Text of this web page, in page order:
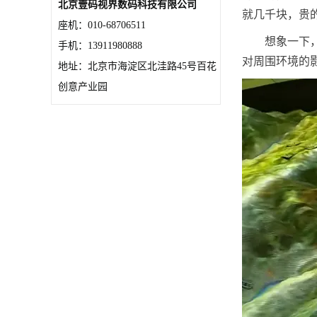
北京壹码视界数码科技有限公司
座机：010-68706511
手机：13911980888
地址：北京市海淀区北洼路45号百花
创意产业园
就几千块，贵
想象一下
对周围环境的